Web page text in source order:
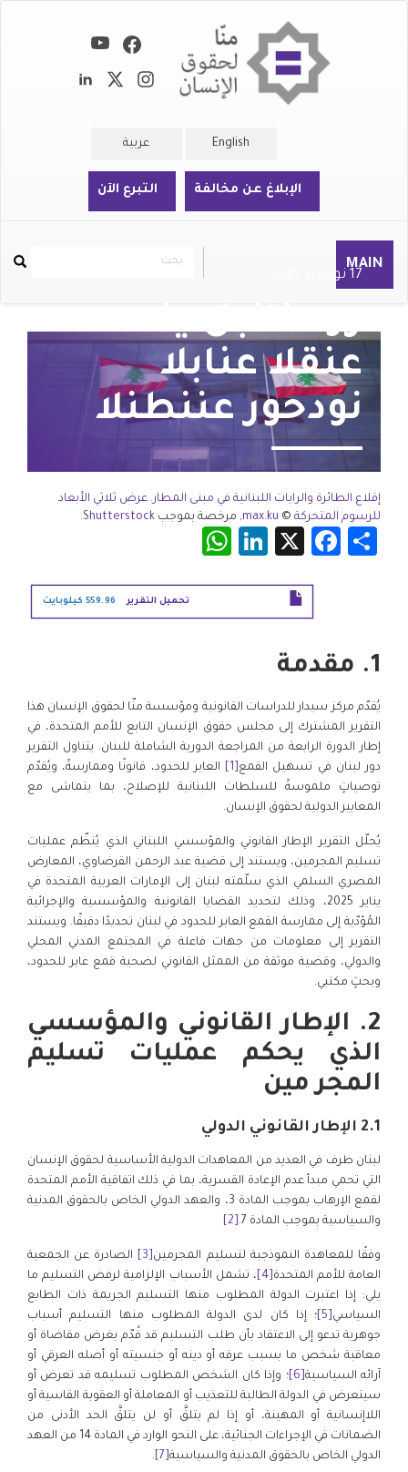
English عربية
الإبلاغ عن مخالفة التبرع الآن
MAIN
Rechercher
بحث
17 نوفمبر 2025
رود نانبل يف
عنقلا عنابلا
نودحور عننطنلا
إقلاع الطائرة والرايات اللبنانية في مبنى المطار. عرض ثلاثي الأبعاد
للرسوم المتحركة ©
max.ku, مرخصة بموجب Shutterstock
.
Share
Facebook
X
LinkedIn
تحميل التقرير 559.96 كيلوبايت
1. مقدمة
يُقدّم مركز سيدار للدراسات القانونية ومؤسسة منّا لحقوق الإنسان هذا
التقرير المشترك إلى مجلس حقوق الإنسان التابع للأمم المتحدة، في
إطار الدورة الرابعة من المراجعة الدورية الشاملة للبنان. يتناول التقرير
دور لبنان في تسهيل القمع [1]
العابر للحدود، قانونًا وممارسةً، ويُقدّم
توصياتٍ ملموسةً للسلطات اللبنانية للإصلاح، بما يتماشى مع
المعايير الدولية لحقوق الإنسان.
يُحلّل التقرير الإطار القانوني والمؤسسي اللبناني الذي يُنظّم عمليات
تسليم المجرمين، ويستند إلى قضية عبد الرحمن القرضاوي، المعارض
المصري السلمي الذي سلّمته لبنان إلى الإمارات العربية المتحدة في
يناير 2025، وذلك لتحديد القضايا القانونية والمؤسسية والإجرائية
المُؤدّية إلى ممارسة القمع العابر للحدود في لبنان تحديدًا دقيقًا. ويستند
التقرير إلى معلومات من جهات فاعلة في المجتمع المدني المحلي
والدولي، وقضية موثقة من الممثل القانوني لضحية قمع عابر للحدود،
وبحثٍ مكتبي.
2. الإطار القانوني والمؤسسي
الذي يحكم عمليات تسليم
المجر مين
2.1 الإطار القانوني الدولي
لبنان طرف في العديد من المعاهدات الدولية الأساسية لحقوق الإنسان
التي تحمي مبدأ عدم الإعادة القسرية، بما في ذلك اتفاقية الأمم المتحدة
لقمع الإرهاب بموجب المادة 3، والعهد الدولي الخاص بالحقوق المدنية
والسياسية بموجب المادة 7.
[2]
وفقًا للمعاهدة النموذجية لتسليم المجرمين [3]
الصادرة عن الجمعية
العامة للأمم المتحدة [4]
، تشمل الأسباب الإلزامية لرفض التسليم ما
يلي: إذا اعتبرت الدولة المطلوب منها التسليم الجريمة ذات الطابع
السياسي [5]
؛ إذا كان لدى الدولة المطلوب منها التسليم أسباب
جوهرية تدعو إلى الاعتقاد بأن طلب التسليم قد قُدّم بغرض مقاضاة أو
معاقبة شخص ما بسبب عرقه أو دينه أو جنسيته أو أصله العرقي أو
آرائه السياسية[6]
؛ وإذا كان الشخص المطلوب تسليمه قد تعرض أو
سيتعرض في الدولة الطالبة للتعذيب أو المعاملة أو العقوبة القاسية أو
اللاإنسانية أو المهينة، أو إذا لم يتلقَّ أو لن يتلقَّ الحد الأدنى من
الضمانات في الإجراءات الجنائية، على النحو الوارد في المادة 14 من العهد
الدولي الخاص بالحقوق المدنية والسياسية[7]
.